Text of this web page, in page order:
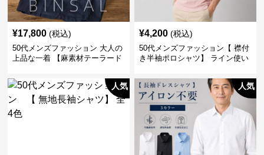
¥17,800 (税込)
50代メンズファッション 大人の
上品な一着 【麻素材テーラード
¥4,200 (税込)
50代メンズファッション【 襟付
き半袖ポロシャツ】 ライン使い
人気 人気